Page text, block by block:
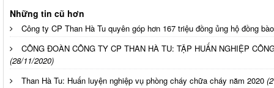
Những tin cũ hơn
Công ty CP Than Hà Tu quyên góp hơn 167 triệu đồng ủng hộ đồng
CÔNG ĐOÀN CÔNG TY CP THAN HÀ TU: TẬP HUẤN NGHIỆP
(28/11/2020)
Than Hà Tu: Huấn luyện nghiệp vụ phòng cháy chữa cháy năm 2020